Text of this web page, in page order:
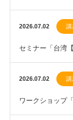
催）のお知らせ
2026.07.02
セミナー「台湾
の中国紅茶」札
2026.07.02
ワークショップ